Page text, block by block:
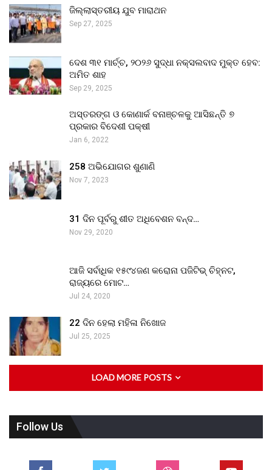
ଜିଲ୍ଲାସ୍ତରୀୟ ଯୁବ ମାରାଥନ
Sep 27, 2025
ଦେଶ ୩୧ ମାର୍ଚ୍ଚ, ୨୦୨୬ ସୁଦ୍ଧା ନକ୍ସଲବାଦ ମୁକ୍ତ ହେବ:
ଅମିତ ଶାହ
Sep 29, 2025
ଅସ୍ତରଙ୍ଗ ଓ କୋଣାର୍କ ବନାଞ୍ଚଳକୁ ଆସିଛନ୍ତି ୭
ପ୍ରକାର ବିଦେଶୀ ପକ୍ଷୀ
Jan 6, 2022
258 ଅଭିଯୋଗର ଶୁଣାଣି
Nov 7, 2023
31 ଦିନ ପୂର୍ବରୁ ଶୀତ ଅଧିବେଶନ ବନ୍ଦ…
Nov 29, 2020
ଆଜି ସର୍ବାଧିକ ୧୫୯୪ଜଣ କରୋନା ପଜିଟିଭ୍ ଚିହ୍ନଟ,
ରାଜ୍ୟରେ ମୋଟ…
Jul 24, 2020
22 ଦିନ ହେଲା ମହିଳା ନିଖୋଜ
Jul 25, 2025
LOAD MORE POSTS
Follow Us